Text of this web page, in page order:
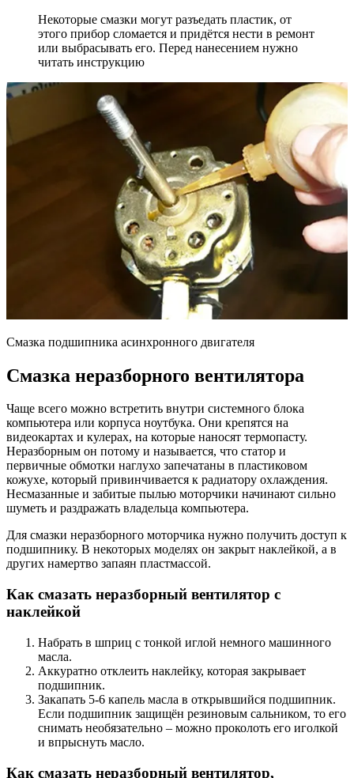
Некоторые смазки могут разъедать пластик, от
этого прибор сломается и придётся нести в ремонт
или выбрасывать его. Перед нанесением нужно
читать инструкцию
Смазка подшипника асинхронного двигателя
Смазка неразборного вентилятора
Чаще всего можно встретить внутри системного блока
компьютера или корпуса ноутбука. Они крепятся на
видеокартах и кулерах, на которые наносят термопасту.
Неразборным он потому и называется, что статор и
первичные обмотки наглухо запечатаны в пластиковом
кожухе, который привинчивается к радиатору охлаждения.
Несмазанные и забитые пылью моторчики начинают сильно
шуметь и раздражать владельца компьютера.
Для смазки неразборного моторчика нужно получить доступ к
подшипнику. В некоторых моделях он закрыт наклейкой, а в
других намертво запаян пластмассой.
Как смазать неразборный вентилятор с
наклейкой
Набрать в шприц с тонкой иглой немного машинного
масла.
Аккуратно отклеить наклейку, которая закрывает
подшипник.
Закапать 5-6 капель масла в открывшийся подшипник.
Если подшипник защищён резиновым сальником, то его
снимать необязательно – можно проколоть его иголкой
и впрыснуть масло.
Как смазать неразборный вентилятор,